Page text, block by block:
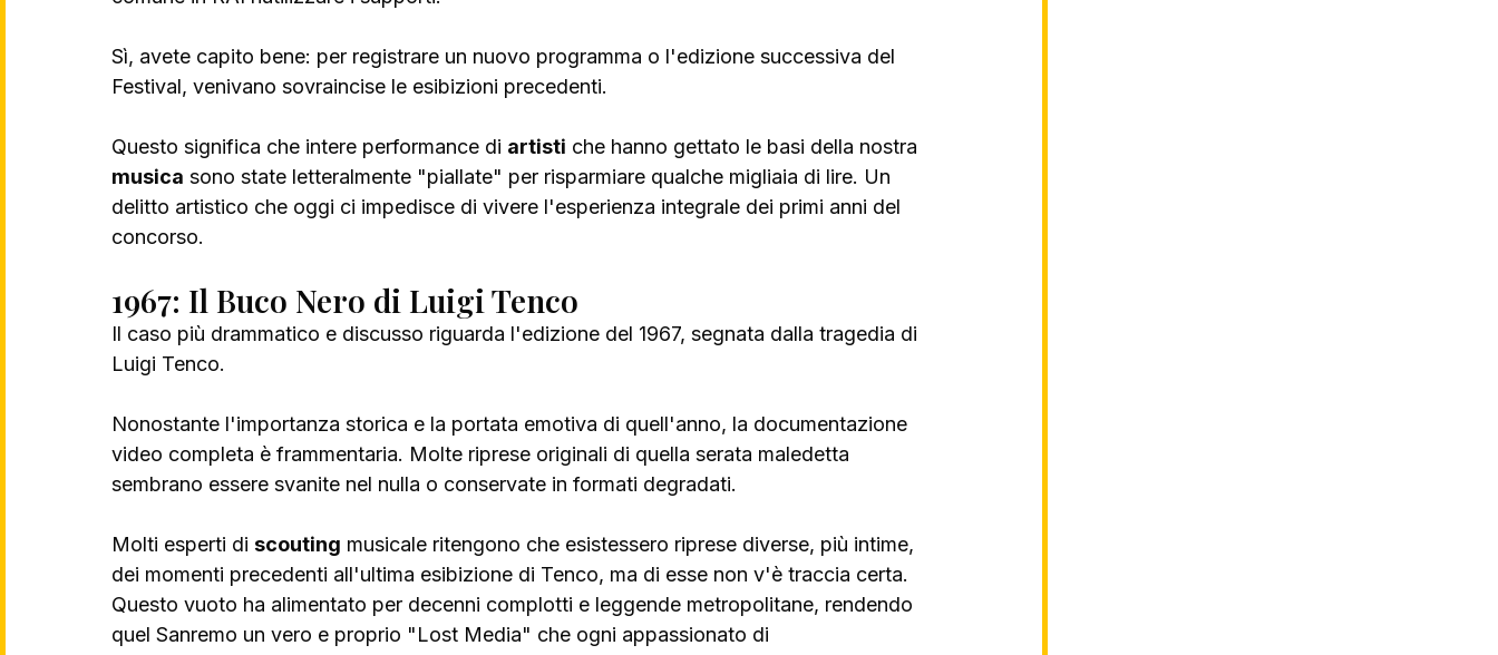
Sì, avete capito bene: per registrare un nuovo programma o l'edizione successiva del
Festival, venivano sovraincise le esibizioni precedenti.
Questo significa che intere performance di artisti che hanno gettato le basi della nostra
musica sono state letteralmente "piallate" per risparmiare qualche migliaia di lire. Un
delitto artistico che oggi ci impedisce di vivere l'esperienza integrale dei primi anni del
concorso.
1967: Il Buco Nero di Luigi Tenco
Il caso più drammatico e discusso riguarda l'edizione del 1967, segnata dalla tragedia di
Luigi Tenco.
Nonostante l'importanza storica e la portata emotiva di quell'anno, la documentazione
video completa è frammentaria. Molte riprese originali di quella serata maledetta
sembrano essere svanite nel nulla o conservate in formati degradati.
Molti esperti di scouting musicale ritengono che esistessero riprese diverse, più intime,
dei momenti precedenti all'ultima esibizione di Tenco, ma di esse non v'è traccia certa.
Questo vuoto ha alimentato per decenni complotti e leggende metropolitane, rendendo
quel Sanremo un vero e proprio "Lost Media" che ogni appassionato di